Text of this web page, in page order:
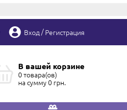
Вход /Регистрация
В вашей корзине
0 товара(ов)
на сумму0 грн.